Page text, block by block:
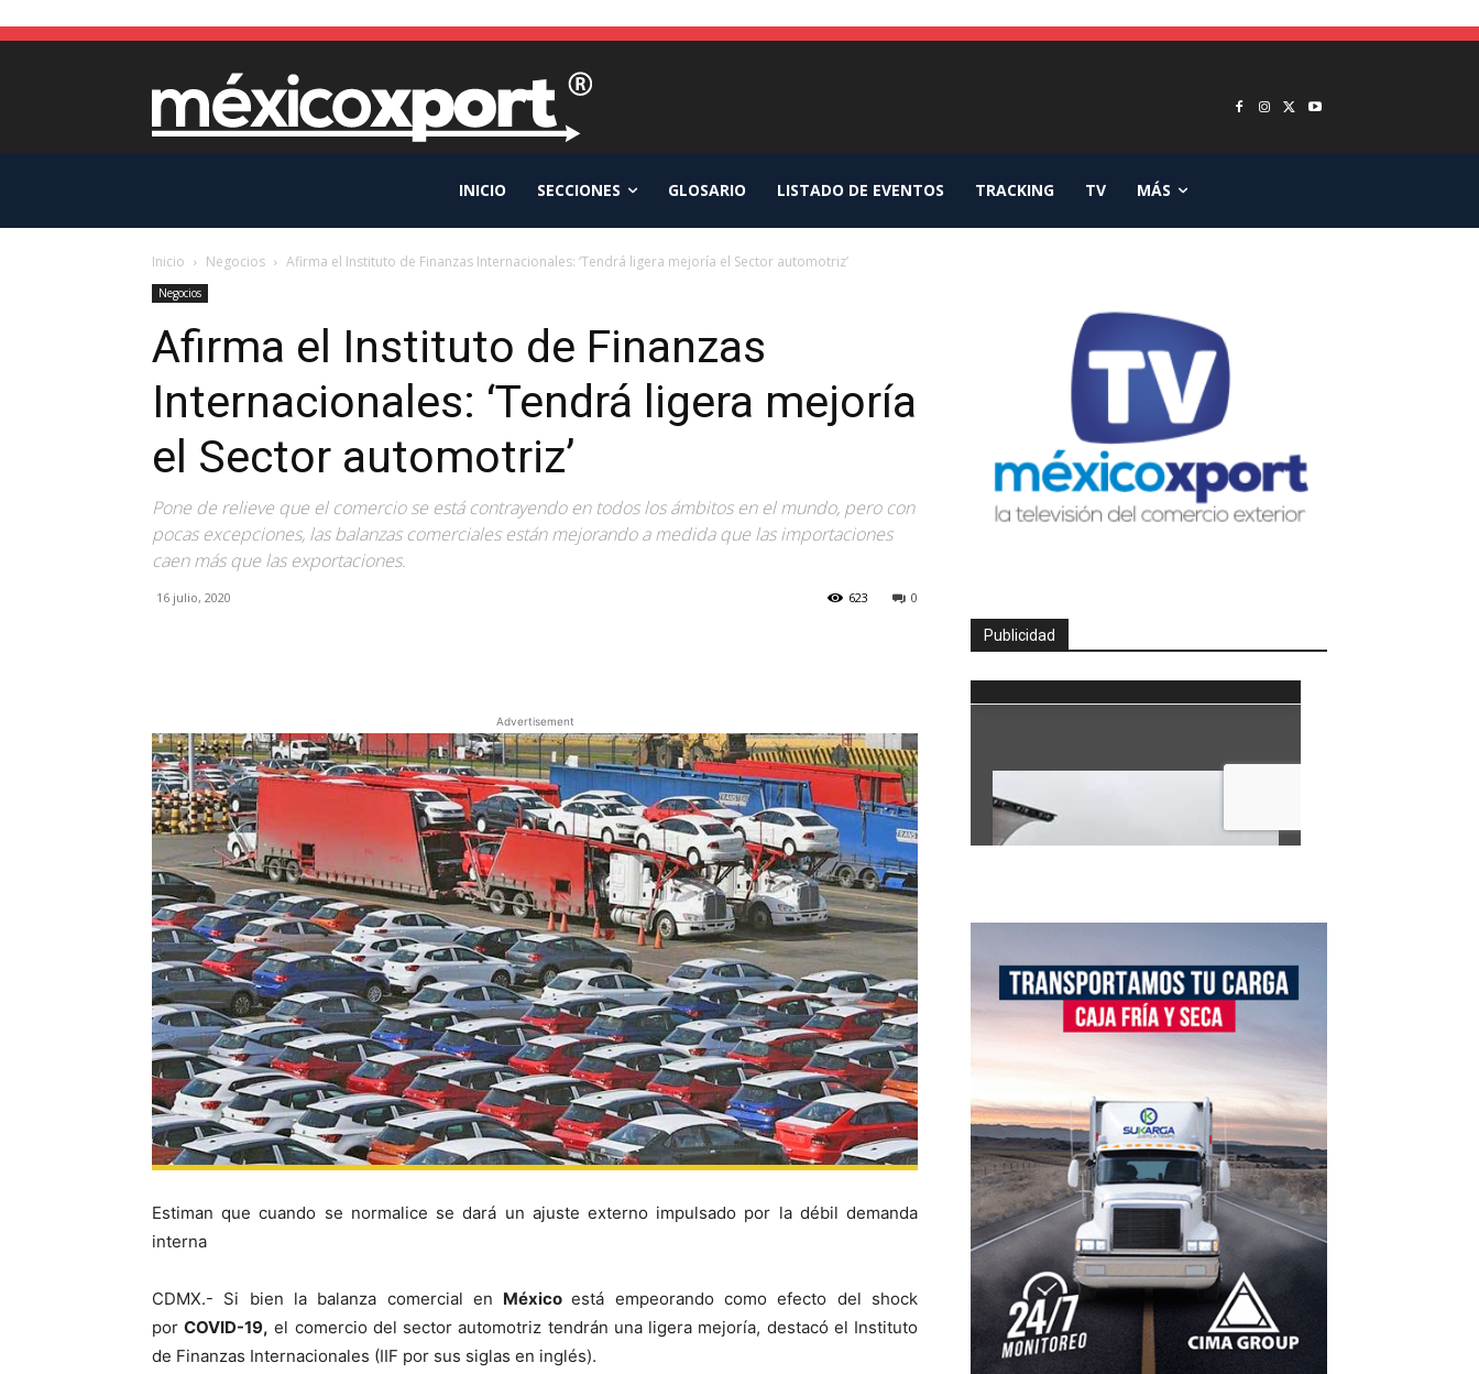
INICIO SECCIONES GLOSARIO LISTADO DE EVENTOS TRACKING TV MÁS
Inicio Negocios Afirma el Instituto de Finanzas Internacionales: ‘Tendrá ligera mejoría el Sector automotriz’
Negocios
Afirma el Instituto de Finanzas
Internacionales: ‘Tendrá ligera mejoría
el Sector automotriz’
Pone de relieve que el comercio se está contrayendo en todos los ámbitos en el mundo, pero con
pocas excepciones, las balanzas comerciales están mejorando a medida que las importaciones
caen más que las exportaciones.
16 julio, 2020 0
623
Advertisement
Estiman que cuando se normalice se dará un ajuste externo impulsado por la débil demanda
interna
CDMX.- Si bien la balanza comercial en Méxicoestá empeorando como efecto del shock
porCOVID-19, el comercio del sector automotriz tendrán una ligera mejoría, destacó el Instituto
de Finanzas Internacionales (IIF por sus siglas en inglés).
Publicidad